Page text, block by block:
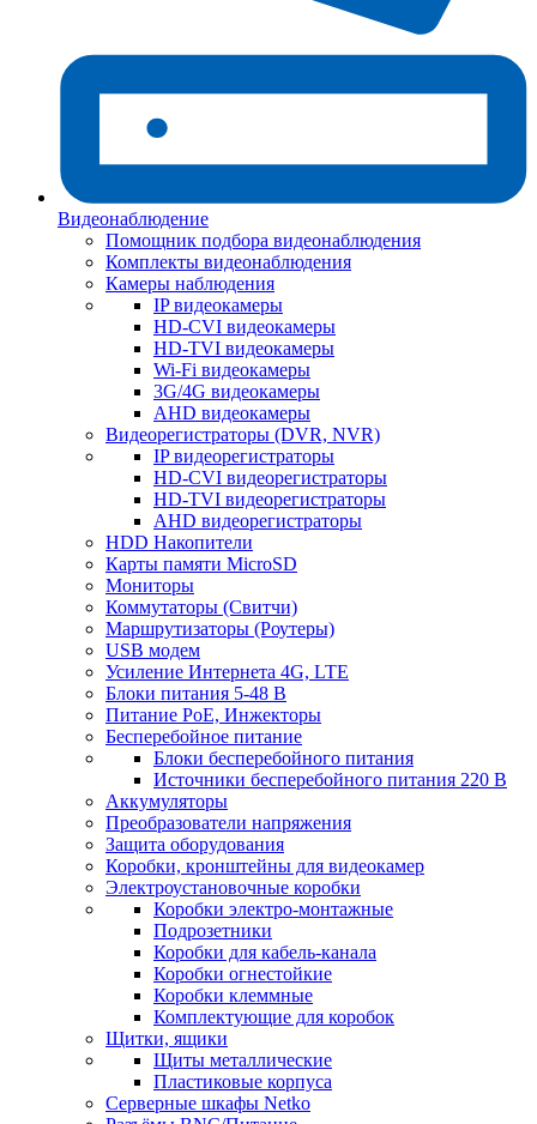
Видеонаблюдение
Помощник подбора видеонаблюдения
Комплекты видеонаблюдения
Камеры наблюдения
IP видеокамеры
HD-CVI видеокамеры
HD-TVI видеокамеры
Wi-Fi видеокамеры
3G/4G видеокамеры
AHD видеокамеры
Видеорегистраторы (DVR, NVR)
IP видеорегистраторы
HD-CVI видеорегистраторы
HD-TVI видеорегистраторы
AHD видеорегистраторы
HDD Накопители
Карты памяти MicroSD
Мониторы
Коммутаторы (Свитчи)
Маршрутизаторы (Роутеры)
USB модем
Усиление Интернета 4G, LTE
Блоки питания 5-48 В
Питание PoE, Инжекторы
Бесперебойное питание
Блоки бесперебойного питания
Источники бесперебойного питания 220 В
Аккумуляторы
Преобразователи напряжения
Защита оборудования
Коробки, кронштейны для видеокамер
Электроустановочные коробки
Коробки электро-монтажные
Подрозетники
Коробки для кабель-канала
Коробки огнестойкие
Коробки клеммные
Комплектующие для коробок
Щитки, ящики
Щиты металлические
Пластиковые корпуса
Серверные шкафы Netko